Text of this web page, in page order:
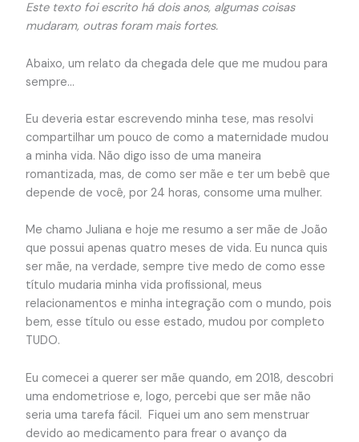
Este texto foi escrito há dois anos, algumas coisas
mudaram, outras foram mais fortes.
Abaixo, um relato da chegada dele que me mudou para
sempre…
Eu deveria estar escrevendo minha tese, mas resolvi
compartilhar um pouco de como a maternidade mudou
a minha vida. Não digo isso de uma maneira
romantizada, mas, de como ser mãe e ter um bebê que
depende de você, por 24 horas, consome uma mulher.
Me chamo Juliana e hoje me resumo a ser mãe de João
que possui apenas quatro meses de vida. Eu nunca quis
ser mãe, na verdade, sempre tive medo de como esse
título mudaria minha vida profissional, meus
relacionamentos e minha integração com o mundo, pois
bem, esse título ou esse estado, mudou por completo
TUDO.
Eu comecei a querer ser mãe quando, em 2018, descobri
uma endometriose e, logo, percebi que ser mãe não
seria uma tarefa fácil. Fiquei um ano sem menstruar
devido ao medicamento para frear o avanço da